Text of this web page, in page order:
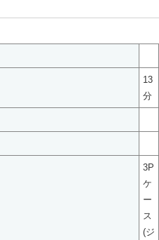
13
分
3P
ケ
ー
ス
(ジ